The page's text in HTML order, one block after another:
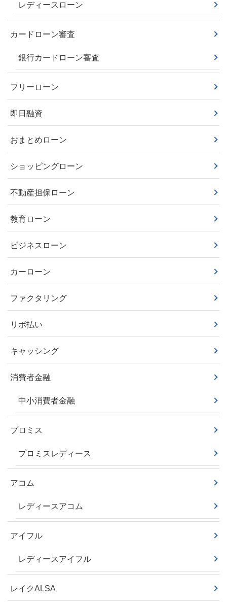
レディースローン
カードローン審査
銀行カードローン審査
フリーローン
即日融資
おまとめローン
ショッピングローン
不動産担保ローン
教育ローン
ビジネスローン
カーローン
ファクタリング
リボ払い
キャッシング
消費者金融
中小消費者金融
プロミス
プロミスレディース
アコム
レディースアコム
アイフル
レディースアイフル
レイクALSA